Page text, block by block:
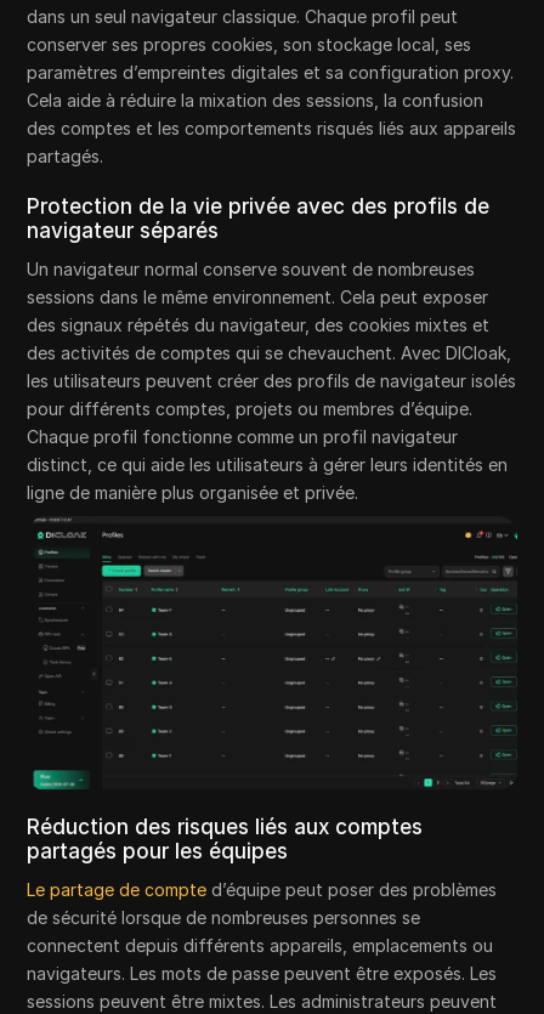
dans un seul navigateur classique. Chaque profil peut
conserver ses propres cookies, son stockage local, ses
paramètres d’empreintes digitales et sa configuration proxy.
Cela aide à réduire la mixation des sessions, la confusion
des comptes et les comportements risqués liés aux appareils
partagés.
Protection de la vie privée avec des profils de
navigateur séparés
Un navigateur normal conserve souvent de nombreuses
sessions dans le même environnement. Cela peut exposer
des signaux répétés du navigateur, des cookies mixtes et
des activités de comptes qui se chevauchent. Avec DICloak,
les utilisateurs peuvent créer des profils de navigateur isolés
pour différents comptes, projets ou membres d’équipe.
Chaque profil fonctionne comme un profil navigateur
distinct, ce qui aide les utilisateurs à gérer leurs identités en
ligne de manière plus organisée et privée.
Réduction des risques liés aux comptes
partagés pour les équipes
Le partage de compte d’équipe peut poser des problèmes
de sécurité lorsque de nombreuses personnes se
connectent depuis différents appareils, emplacements ou
navigateurs. Les mots de passe peuvent être exposés. Les
sessions peuvent être mixtes. Les administrateurs peuvent